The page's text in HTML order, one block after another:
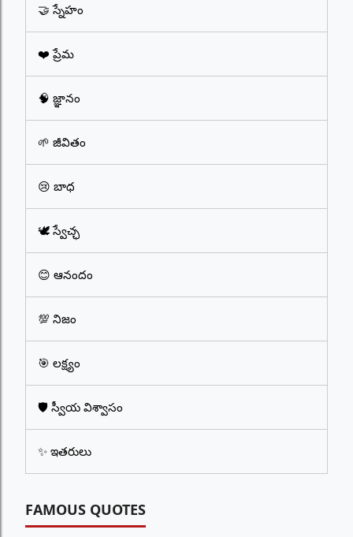
🤝 స్నేహం
❤️ ప్రేమ
🧠 జ్ఞానం
🌱 జీవితం
😢 బాధ
🕊️ స్వేచ్ఛ
😊 ఆనందం
💯 నిజం
🎯 లక్ష్యం
🛡️ స్వీయ విశ్వాసం
✨ ఇతరులు
FAMOUS QUOTES